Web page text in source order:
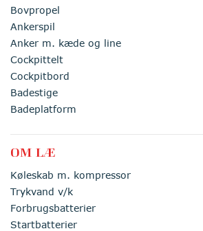
Bovpropel
Ankerspil
Anker m. kæde og line
Cockpittelt
Cockpitbord
Badestige
Badeplatform
OM LÆ
Køleskab m. kompressor
Trykvand v/k
Forbrugsbatterier
Startbatterier